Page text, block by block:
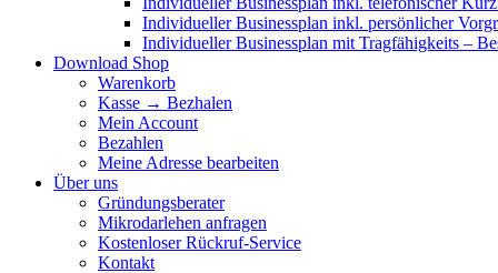
Individueller Businessplan inkl. persönlicher
Individueller Businessplan mit Tragfähigkeits –
Download Shop
Warenkorb
Kasse → Bezhalen
Mein Account
Bezahlen
Meine Adresse bearbeiten
Über uns
Gründungsberater
Mikrodarlehen anfragen
Kostenloser Rückruf-Service
Kontakt